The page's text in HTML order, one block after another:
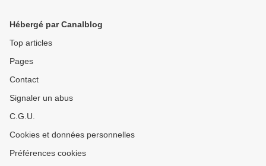
Hébergé par Canalblog
Top articles
Pages
Contact
Signaler un abus
C.G.U.
Cookies et données personnelles
Préférences cookies